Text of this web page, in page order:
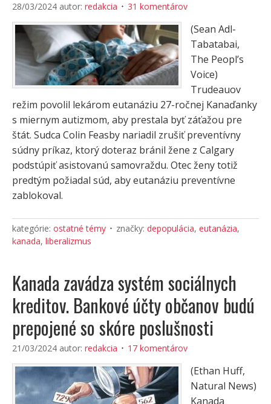
28/03/2024 autor: redakcia 31 komentárov
(Sean Adl-
Tabatabai,
The Peopl’s
Voice)
Trudeauov
režim povolil lekárom eutanáziu 27-ročnej Kanaďanky
s miernym autizmom, aby prestala byť záťažou pre
štát. Sudca Colin Feasby nariadil zrušiť preventívny
súdny príkaz, ktorý doteraz bránil žene z Calgary
podstúpiť asistovanú samovraždu. Otec ženy totiž
predtým požiadal súd, aby eutanáziu preventívne
zablokoval.
kategórie: ostatné témy značky: depopulácia, eutanázia,
kanada, liberalizmus
Kanada zavádza systém sociálnych
kreditov. Bankové účty občanov budú
prepojené so skóre poslušnosti
21/03/2024 autor: redakcia 17 komentárov
(Ethan Huff,
Natural News)
Kanada